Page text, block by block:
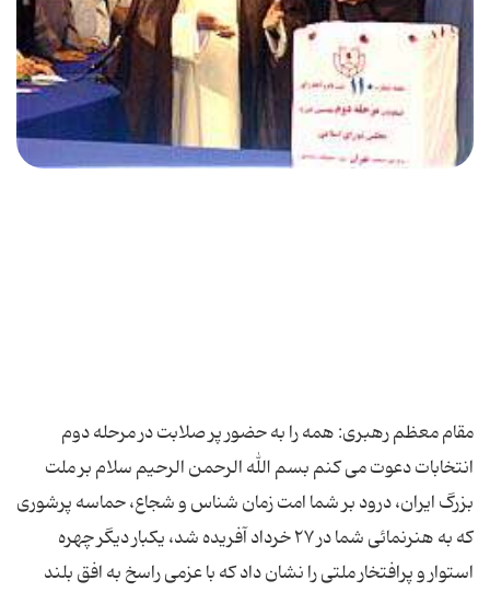
مقام معظم رهبری: همه را به حضور پر صلابت در مرحله دوم
انتخابات دعوت می كنم بسم الله الرحمن الرحیم سلام بر ملت
بزرگ ایران، درود بر شما امت زمان شناس و شجاع، حماسه پرشوری
كه به هنرنمائی شما در ۲۷ خرداد آفریده شد، یكبار دیگر چهره
استوار و پرافتخار ملتی را نشان داد كه با عزمی راسخ به افق بلند